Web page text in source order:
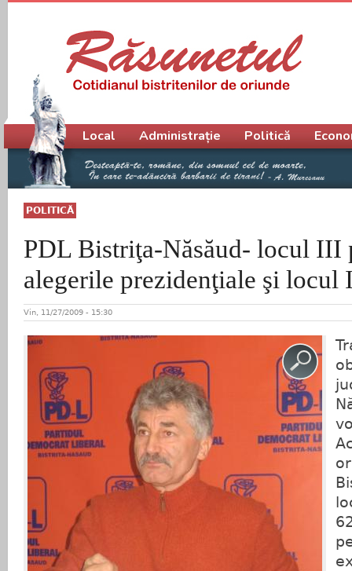
POLITICĂ
PDL Bistriţa-Năsăud- locul III
alegerile prezidenţiale şi locul
Vin, 11/27/2009 - 15:30
Meniu principal
Local Administrație Politică